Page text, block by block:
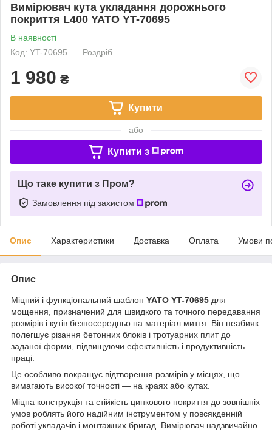
Вимірювач кута укладання дорожнього
покриття L400 YATO YT-70695
В наявності
Код: YT-70695
Роздріб
1 980 ₴
Купити
або
Купити з
Що таке купити з Пром?
Замовлення під захистом
Опис Характеристики Доставка Оплата Умови
Опис
Міцний і функціональний шаблон YATO YT-70695 для
мощення, призначений для швидкого та точного передавання
розмірів і кутів безпосередньо на матеріал миття. Він неабияк
полегшує різання бетонних блоків і тротуарних плит до
заданої форми, підвищуючи ефективність і продуктивність
праці.
Це особливо покращує відтворення розмірів у місцях, що
вимагають високої точності — на краях або кутах.
Міцна конструкція та стійкість цинкового покриття до зовнішніх
умов роблять його надійним інструментом у повсякденній
роботі укладачів і монтажних бригад. Вимірювач надзвичайно